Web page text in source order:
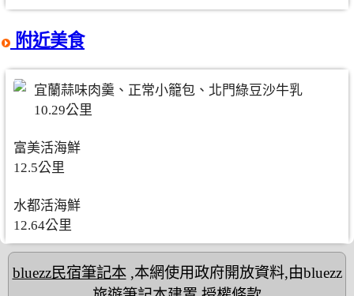
附近美食
宜蘭蒜味肉羹、正常小籠包、北門綠豆沙牛乳
10.29公里
富美活海鮮
12.5公里
水都活海鮮
12.64公里
bluezz民宿筆記本,本網使用政府開放資料,由bluezz